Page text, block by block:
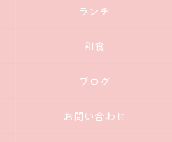
ランチ
和食
ブログ
お問い合わせ